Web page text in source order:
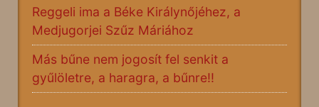
Reggeli ima a Béke Királynőjéhez, a
Medjugorjei Szűz Máriához
Más bűne nem jogosít fel senkit a
gyűlöletre, a haragra, a bűnre!!